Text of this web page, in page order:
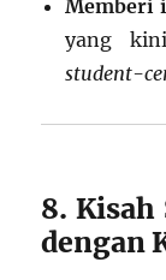
Memberi
yang
student-
8. Kisah
dengan